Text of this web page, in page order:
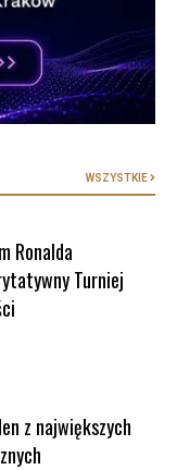
WSZYSTKIE
Ronalda
Turniej
z największych